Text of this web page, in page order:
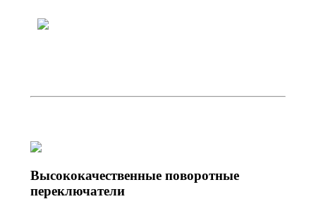
Высококачественные поворотные
переключатели